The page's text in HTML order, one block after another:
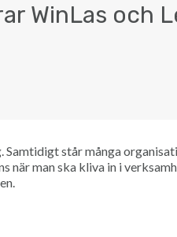
WinLas och
står många
man ska kliva in i